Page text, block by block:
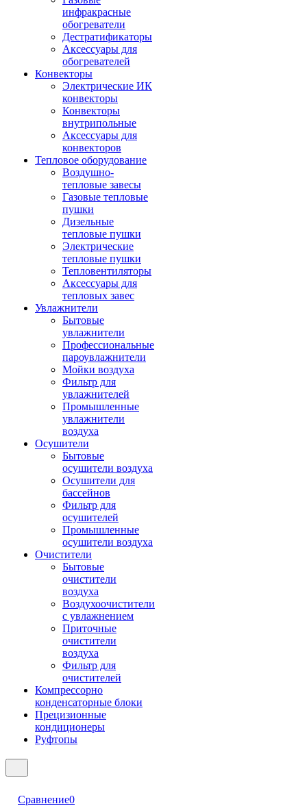
инфракрасные
обогреватели
Дестратификаторы
Аксессуары для
обогревателей
Конвекторы
Электрические ИК
конвекторы
Конвекторы
внутрипольные
Аксессуары для
конвекторов
Тепловое оборудование
Воздушно-
тепловые завесы
Газовые тепловые
пушки
Дизельные
тепловые пушки
Электрические
тепловые пушки
Тепловентиляторы
Аксессуары для
тепловых завес
Увлажнители
Бытовые
увлажнители
Профессиональные
пароувлажнители
Мойки воздуха
Фильтр для
увлажнителей
Промышленные
увлажнители
воздуха
Осушители
Бытовые
осушители воздуха
Осушители для
бассейнов
Фильтр для
осушителей
Промышленные
осушители воздуха
Очистители
Бытовые
очистители
воздуха
Воздухоочистители
с увлажнением
Приточные
очистители
воздуха
Фильтр для
очистителей
Компрессорно
конденсаторные блоки
Прецизионные
кондиционеры
Руфтопы
Сравнение0